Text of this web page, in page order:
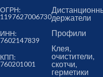
ОГРН:
1197627006730
ИНН:
7602147839
КПП:
760201001
держатели
Профили
Клея,
очистители,
скотчи,
герметики